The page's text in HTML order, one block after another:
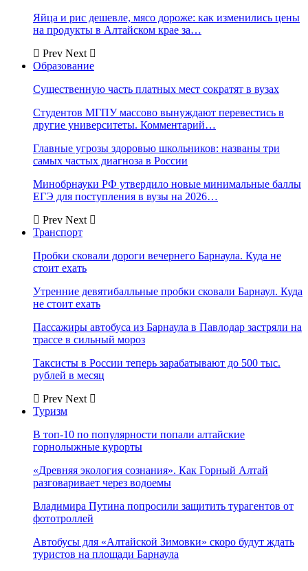
Яйца и рис дешевле, мясо дороже: как изменились цены
на продукты в Алтайском крае за…
Prev Next
Образование
Существенную часть платных мест сократят в вузах
Студентов МГПУ массово вынуждают перевестись в
другие университеты. Комментарий…
Главные угрозы здоровью школьников: названы три
самых частых диагноза в России
Минобрнауки РФ утвердило новые минимальные баллы
ЕГЭ для поступления в вузы на 2026…
Prev Next
Транспорт
Пробки сковали дороги вечернего Барнаула. Куда не
стоит ехать
Утренние девятибалльные пробки сковали Барнаул. Куда
не стоит ехать
Пассажиры автобуса из Барнаула в Павлодар застряли на
трассе в сильный мороз
Таксисты в России теперь зарабатывают до 500 тыс.
рублей в месяц
Prev Next
Туризм
В топ-10 по популярности попали алтайские
горнолыжные курорты
«Древняя экология сознания». Как Горный Алтай
разговаривает через водоемы
Владимира Путина попросили защитить турагентов от
фототроллей
Автобусы для «Алтайской Зимовки» скоро будут ждать
туристов на площади Барнаула